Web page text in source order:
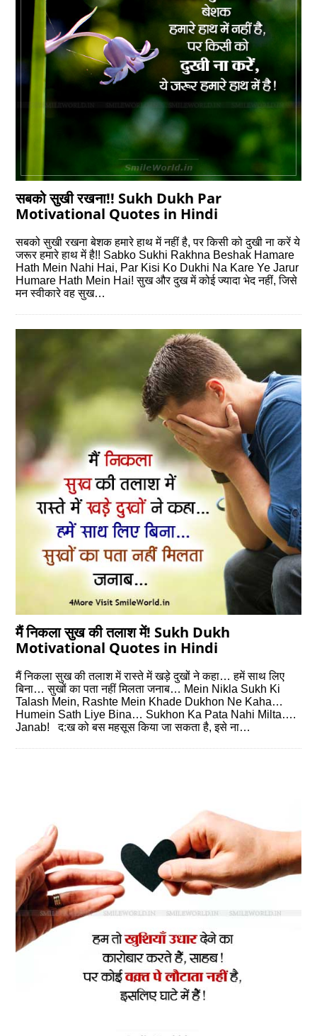
सबको सुखी रखना!! Sukh Dukh Par
Motivational Quotes in Hindi
सबको सुखी रखना बेशक हमारे हाथ में नहीं है, पर किसी को दुखी ना करें ये
जरूर हमारे हाथ में है!! Sabko Sukhi Rakhna Beshak Hamare
Hath Mein Nahi Hai, Par Kisi Ko Dukhi Na Kare Ye Jarur
Humare Hath Mein Hai! सुख और दुख में कोई ज्यादा भेद नहीं, जिसे
मन स्‍वीकारे वह सुख…
मैं निकला सुख की तलाश में! Sukh Dukh
Motivational Quotes in Hindi
मैं निकला सुख की तलाश में रास्‍ते में खड़े दुखों ने कहा… हमें साथ लिए
बिना… सुखों का पता नहीं मिलता जनाब… Mein Nikla Sukh Ki
Talash Mein, Rashte Mein Khade Dukhon Ne Kaha…
Humein Sath Liye Bina… Sukhon Ka Pata Nahi Milta….
Janab! द:ख को बस महसूस किया जा सकता है, इसे ना…